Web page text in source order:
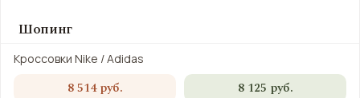
Шопинг
Кроссовки Nike / Adidas
8 514 руб. 8 125 руб.